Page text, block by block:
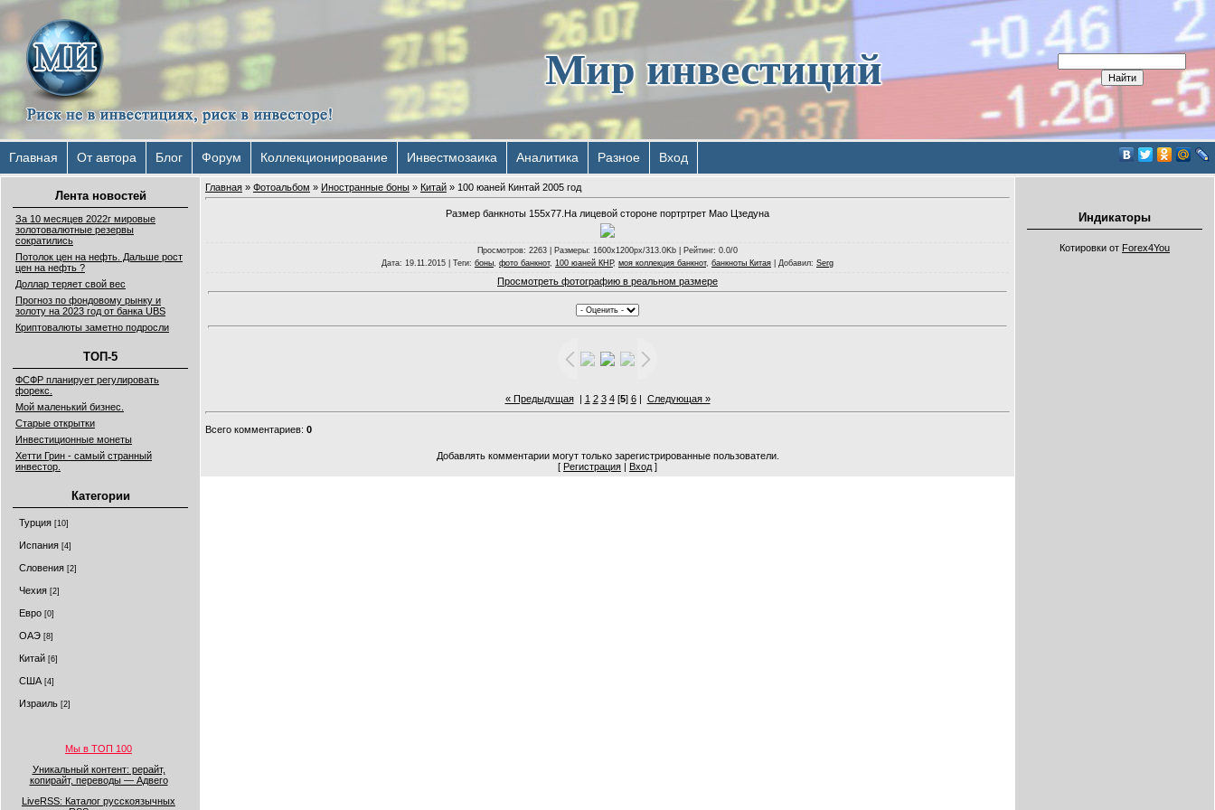
Мир инвестиций
Главная От автора Блог Форум Коллекционирование Инвестмозаика Аналитика Разное Вход
Лента новостей
За 10 месяцев 2022г мировые
золотовалютные резервы
сократились
Потолок цен на нефть. Дальше рост
цен на нефть ?
Доллар теряет свой вес
Прогноз по фондовому рынку и
золоту на 2023 год от банка UBS
Криптовалюты заметно подросли
ТОП-5
ФСФР планирует регулировать
форекс.
Мой маленький бизнес.
Старые открытки
Инвестиционные монеты
Хетти Грин - самый странный
инвестор.
Категории
Турция [10]
Испания [4]
Словения [2]
Чехия [2]
Евро [0]
ОАЭ [8]
Китай [6]
США [4]
Израиль [2]
Мы в ТОП 100
Уникальный контент: рерайт,
копирайт, переводы — Адвего
LiveRSS: Каталог русскоязычных
Главная » Фотоальбом » Иностранные боны » Китай » 100 юаней Кинтай 2005 год
Размер банкноты 155х77.На лицевой стороне портртрет Мао Цзедуна
Просмотров: 2263 | Размеры: 1600x1200px/313.0Kb | Рейтинг: 0.0/0
Дата: 19.11.2015 | Теги: боны фото банкнот, 100 юаней КНР, моя коллекция банкнот, банкноты Китая Добавил: Serg
Просмотреть фотографию в реальном размере
« Предыдущая| 1 2 3 4[5] 6| Следующая »
Всего комментариев: 0
Добавлять комментарии могут только зарегистрированные пользователи.
[ Регистрация Вход ]
Индикаторы
Котировки от Forex4You